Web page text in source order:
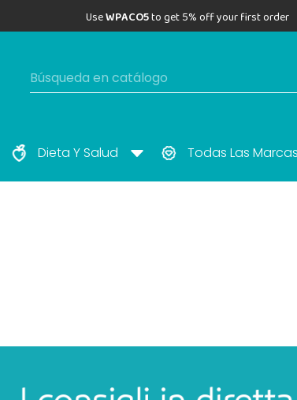
UseWPACO5to get 5% off your first order
Dieta Y Salud Todas Las Marcas